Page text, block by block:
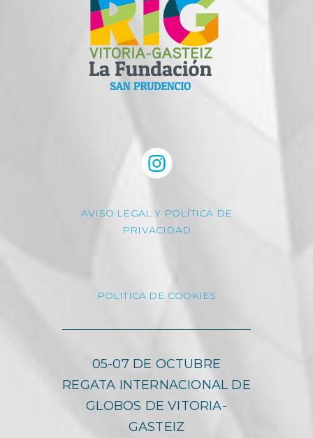
AVISO LEGAL Y POLÍTICA DE
PRIVACIDAD
POLITICA DE COOKIES
05-07 DE OCTUBRE
REGATA INTERNACIONAL DE
GLOBOS DE VITORIA-
GASTEIZ